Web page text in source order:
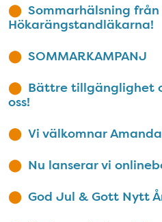
Sommarhälsning från
Hökarängstandläkarna!
SOMMARKAMPANJ
Bättre tillgänglighet
oss!
Vi välkomnar
Nu lanserar vi
God Jul & Gott Nytt